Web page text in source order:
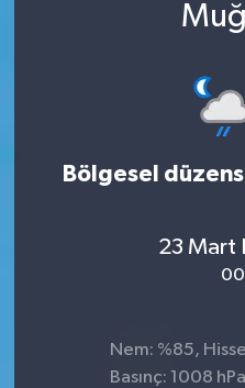
Bölgesel
23 Mart
Nem: %85,
Basınç: 1008